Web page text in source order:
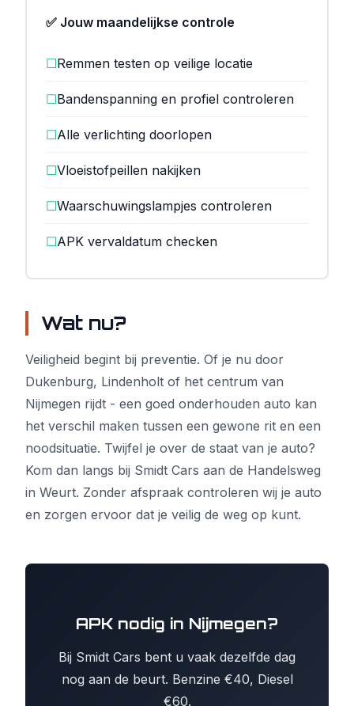
✅ Jouw maandelijkse controle
☐Remmen testen op veilige locatie
☐Bandenspanning en profiel controleren
☐Alle verlichting doorlopen
☐Vloeistofpeillen nakijken
☐Waarschuwingslampjes controleren
☐APK vervaldatum checken
Wat nu?
Veiligheid begint bij preventie. Of je nu door
Dukenburg, Lindenholt of het centrum van
Nijmegen rijdt - een goed onderhouden auto kan
het verschil maken tussen een gewone rit en een
noodsituatie. Twijfel je over de staat van je auto?
Kom dan langs bij Smidt Cars aan de Handelsweg
in Weurt. Zonder afspraak controleren wij je auto
en zorgen ervoor dat je veilig de weg op kunt.
APK nodig in Nijmegen?
Bij Smidt Cars bent u vaak dezelfde dag
nog aan de beurt. Benzine €40, Diesel
€60.